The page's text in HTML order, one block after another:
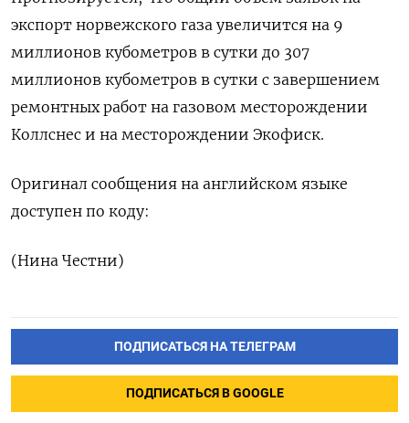
экспорт норвежского газа увеличится на 9
миллионов кубометров в ‌сутки до 307
миллионов кубометров в сутки ‌с завершением
ремонтных работ на газовом месторождении
Коллснес и ​на месторождении Экофиск.
Оригинал сообщения на английском ‌языке
доступен по коду:
(Нина Честни)
ПОДПИСАТЬСЯ НА ТЕЛЕГРАМ
ПОДПИСАТЬСЯ В GOOGLE